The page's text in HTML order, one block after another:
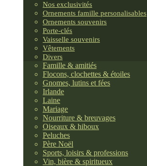
Nos exclusivités
Ornements famille personalisables
Ornements souvenirs
Porte-clés
Vaisselle souvenirs
Vêtements
Divers
Famille & amitiés
Flocons, clochettes & étoiles
Gnomes, lutins et fées
Irlande
Laine
Mariage
Nourriture & breuvages
Oiseaux & hiboux
Peluches
Père Noël
Sports, loisirs & professions
Vin, bière & spiritueux